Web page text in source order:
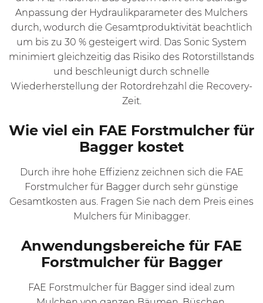
Anpassung der Hydraulikparameter des Mulchers
durch, wodurch die Gesamtproduktivität beachtlich
um bis zu 30 % gesteigert wird. Das Sonic System
minimiert gleichzeitig das Risiko des Rotorstillstands
und beschleunigt durch schnelle
Wiederherstellung der Rotordrehzahl die Recovery-
Zeit.
Wie viel ein FAE Forstmulcher für
Bagger kostet
Durch ihre hohe Effizienz zeichnen sich die FAE
Forstmulcher für Bagger durch sehr günstige
Gesamtkosten aus. Fragen Sie nach dem Preis eines
Mulchers für Minibagger.
Anwendungsbereiche für FAE
Forstmulcher für Bagger
FAE Forstmulcher für Bagger sind ideal zum